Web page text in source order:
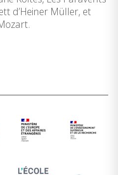
d’Heiner Müller, et